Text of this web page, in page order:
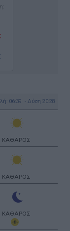
06:39 - Δύση 20:28
ΚΑΘΑΡΟΣ
ΚΑΘΑΡΟΣ
ΚΑΘΑΡΟΣ